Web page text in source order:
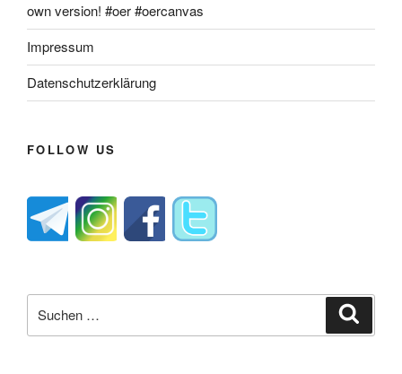
own version! #oer #oercanvas
Impressum
Datenschutzerklärung
FOLLOW US
nach: